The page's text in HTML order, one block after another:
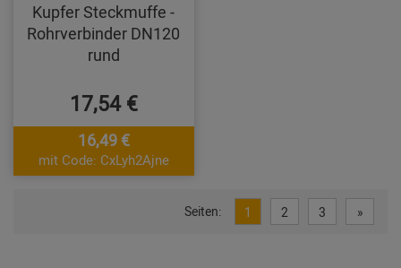
Kupfer Steckmuffe -
Rohrverbinder DN120
rund
17,54 €
16,49 €
mit Code: CxLyh2Ajne
Seiten: 1 2 3 »